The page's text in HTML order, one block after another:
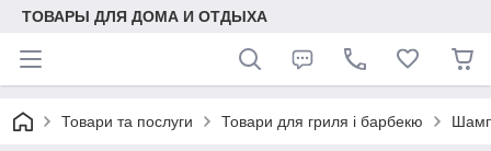
ТОВАРЫ ДЛЯ ДОМА И ОТДЫХА
Товари та послуги Товари для гриля і барбекю